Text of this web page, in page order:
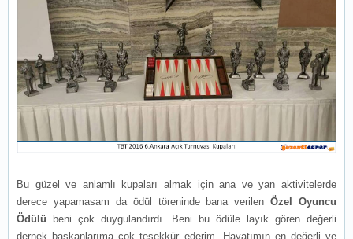
Bu güzel ve anlamlı kupaları almak için ana ve yan aktivitelerde
derece yapamasam da ödül töreninde bana verilenÖzel Oyuncu
Ödülü beni çok duygulandırdı. Beni bu ödüle layık gören değerli
dernek başkanlarıma çok teşekkür ederim. Hayatımın en değerli ve